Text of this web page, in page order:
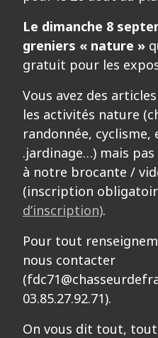
Le dimanche 8
greniers « nature »
gratuit pour les
Vous avez des
les activités nature
randonnée,
.jardinage…) mais
à notre brocante /
(inscription
d’inscription).
Pour tout
nous contacter
03.85.27.92.71).
On vous dit tout,